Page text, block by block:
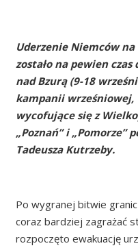
Uderzenie Niemców
zostało na pewien
nad Bzurą (9-18
kampanii wrześniowej,
wycofujące się z
„Poznań” i „Pomorze”
Tadeusza Kutrzeby.
Po wygranej bitwie
coraz bardziej zagrażać
rozpoczęto ewakuację